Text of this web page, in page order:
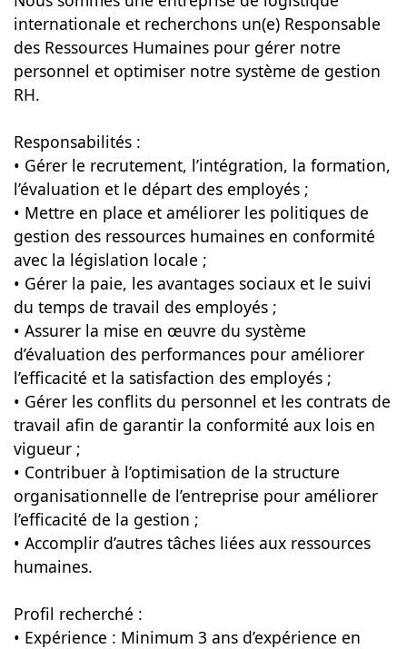
internationale et recherchons un(e) Responsable
des Ressources Humaines pour gérer notre
personnel et optimiser notre système de gestion
RH.
Responsabilités :
• Gérer le recrutement, l’intégration, la formation,
l’évaluation et le départ des employés ;
• Mettre en place et améliorer les politiques de
gestion des ressources humaines en conformité
avec la législation locale ;
• Gérer la paie, les avantages sociaux et le suivi
du temps de travail des employés ;
• Assurer la mise en œuvre du système
d’évaluation des performances pour améliorer
l’efficacité et la satisfaction des employés ;
• Gérer les conflits du personnel et les contrats de
travail afin de garantir la conformité aux lois en
vigueur ;
• Contribuer à l’optimisation de la structure
organisationnelle de l’entreprise pour améliorer
l’efficacité de la gestion ;
• Accomplir d’autres tâches liées aux ressources
humaines.
Profil recherché :
• Expérience : Minimum 3 ans d’expérience en